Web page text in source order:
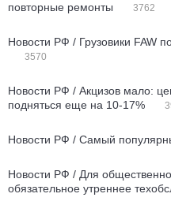
повторные ремонты
3762
Новости РФ / Грузовики FAW
3570
Новости РФ / Акцизов мало:
подняться еще на 10-17%
Новости РФ / Самый
Новости РФ / Для
обязательное утреннее